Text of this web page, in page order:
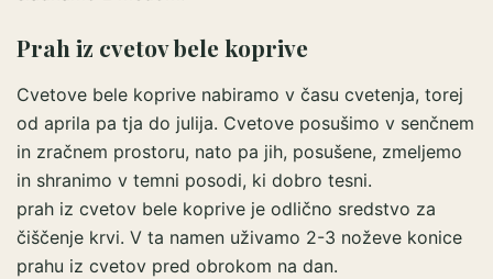
Prah iz cvetov bele koprive
Cvetove bele koprive nabiramo v času cvetenja, torej
od aprila pa tja do julija. Cvetove posušimo v senčnem
in zračnem prostoru, nato pa jih, posušene, zmeljemo
in shranimo v temni posodi, ki dobro tesni.
prah iz cvetov bele koprive je odlično sredstvo za
čiščenje krvi. V ta namen uživamo 2-3 noževe konice
prahu iz cvetov pred obrokom na dan.